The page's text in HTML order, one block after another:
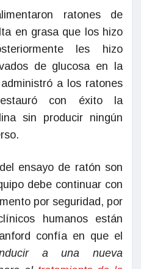
ratones de
en grasa que los hizo
les hizo
de glucosa en la
a los ratones
con éxito la
sin producir ningún
ensayo de ratón son
debe continuar con
por seguridad, por
humanos están
confía en que el
a una nueva